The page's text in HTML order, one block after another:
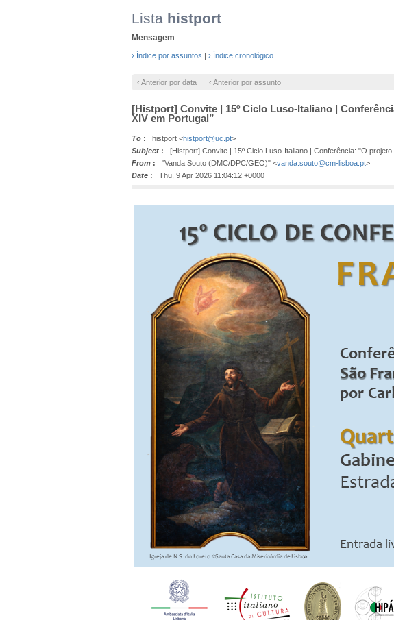
Lista histport
Mensagem
› Índice por assuntos | › Índice cronológico
‹ Anterior por data ‹ Anterior por assunto
[Histport] Convite | 15º Ciclo Luso-Italiano |
XIV em Portugal”
To : histport <histport@uc.pt>
Subject : [Histport] Convite | 15º Ciclo Luso-Italiano | Conferência: "O
From : "Vanda Souto (DMC/DPC/GEO)" <vanda.souto@cm-lisboa.pt>
Date : Thu, 9 Apr 2026 11:04:12 +0000